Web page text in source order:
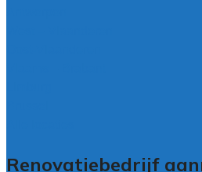
Renovatiebedrijf